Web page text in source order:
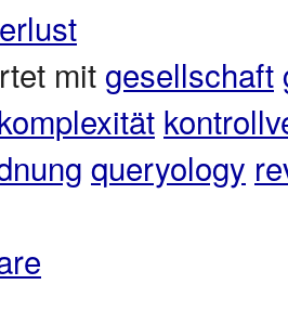
mitgesellschaft
queryology